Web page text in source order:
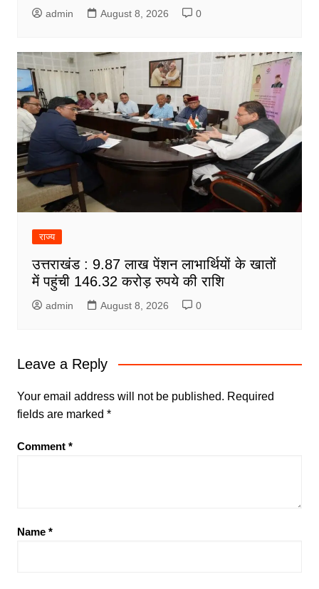
admin August 8, 2026 0
राज्य
उत्तराखंड : 9.87 लाख पेंशन लाभार्थियों के खातों
में पहुंची 146.32 करोड़ रुपये की राशि
admin August 8, 2026 0
Leave a Reply
Your email address will not be published. Required
fields are marked *
Comment *
Name *